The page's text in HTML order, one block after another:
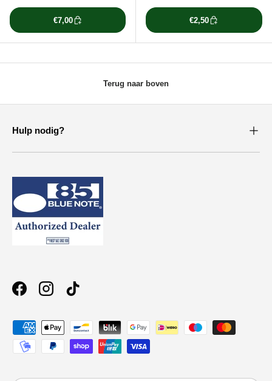
€7,00 €2,50
Terug naar boven
Hulp nodig?
FacebookInstagramTikTok
Geaccepteerde betaalmethoden